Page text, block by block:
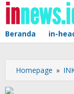
Lewati
konten
Beranda in-
Homepage »